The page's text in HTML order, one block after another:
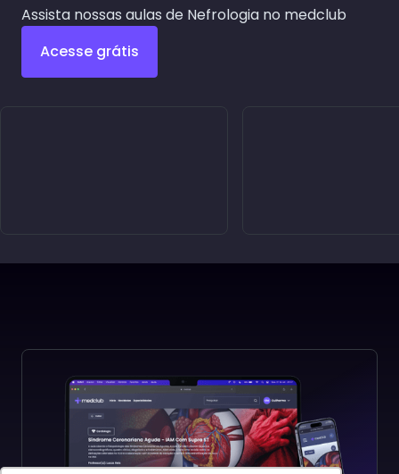
Assista nossas aulas de Nefrologia no medclub
Acesse grátis